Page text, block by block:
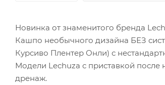
Новинка от знаменитого бренда
Кашпо необычного дизайна БЕЗ
Курсиво Плентер Онли) с
Модели Lechuza с приставкой после
дренаж.